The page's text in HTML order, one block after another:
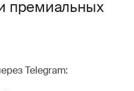
премиальных
Telegram: